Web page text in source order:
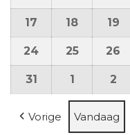
17 17 augustus
18 18 19
24 24 augustus
2525 26
31 31 augustus
1 1 2
Vorige Vandaag